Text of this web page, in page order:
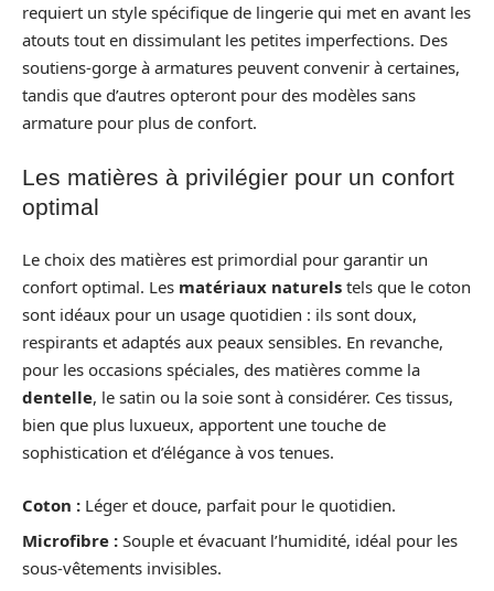
requiert un style spécifique de lingerie qui met en avant les
atouts tout en dissimulant les petites imperfections. Des
soutiens-gorge à armatures peuvent convenir à certaines,
tandis que d’autres opteront pour des modèles sans
armature pour plus de confort.
Les matières à privilégier pour un confort
optimal
Le choix des matières est primordial pour garantir un
confort optimal. Les matériaux naturels tels que le coton
sont idéaux pour un usage quotidien : ils sont doux,
respirants et adaptés aux peaux sensibles. En revanche,
pour les occasions spéciales, des matières comme la
dentelle, le satin ou la soie sont à considérer. Ces tissus,
bien que plus luxueux, apportent une touche de
sophistication et d’élégance à vos tenues.
Coton : Léger et douce, parfait pour le quotidien.
Microfibre : Souple et évacuant l’humidité, idéal pour les
sous-vêtements invisibles.